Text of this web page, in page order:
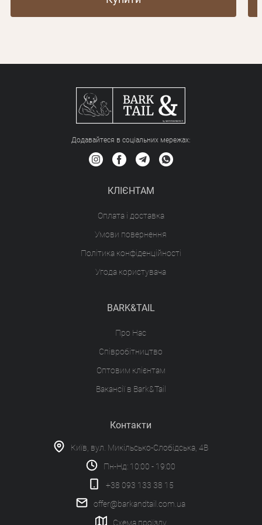
Додавайтеся в соціальних мережах:
КЛІЄНТАМ
Оплата і доставка
Умови повернення
Політика конфіденційності
Угода користувача
BARK&TAIL
Про Нас
Співробітництво
Оптовим клієнтам
Вакансії в Bark&Tail
Контакти
Київ, вул. Микільсько-Слобідська, 4В
Пн-Нд: 10:00 - 19:00
+38 093 133 38 15
offer@barkandtail.com.ua
Схема проїзду